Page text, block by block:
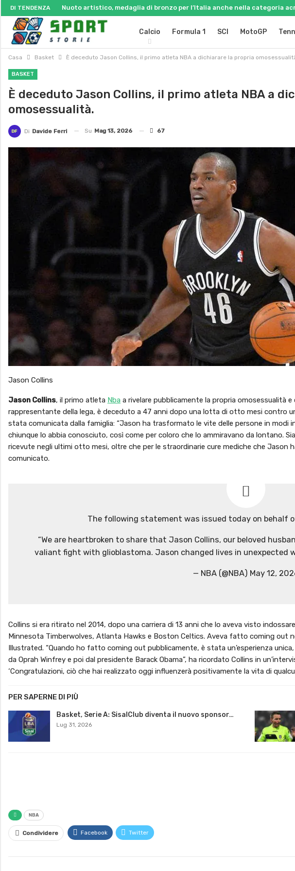
DI TENDENZA Nuoto artistico, medaglia di bronzo per l’Italia anche nella categoria
Calcio Formula 1 SCI MotoGP
Casa Basket È deceduto Jason Collins, il primo atleta NBA a dichiarare la propria
BASKET
È deceduto Jason Collins, il primo atleta NBA a
omosessualità.
Di Davide Ferri Su Mag 13, 2026 67
Jason Collins
Jason Collins, il primo atleta Nba a rivelare pubblicamente la propria omosessualità
rappresentante della lega, è deceduto a 47 anni dopo una lotta di otto mesi contro
stata comunicata dalla famiglia: “Jason ha trasformato le vite delle persone in
chiunque lo abbia conosciuto, così come per coloro che lo ammiravano da lontano.
ricevute negli ultimi otto mesi, oltre che per le straordinarie cure mediche che Jason
comunicato.
The following statement was issued today on behalf
“We are heartbroken to share that Jason Collins, our beloved
valiant fight with glioblastoma. Jason changed lives in unexpected
— NBA (@NBA) May 12,
Collins si era ritirato nel 2014, dopo una carriera di 13 anni che lo aveva visto
Minnesota Timberwolves, Atlanta Hawks e Boston Celtics. Aveva fatto coming out
Illustrated. “Quando ho fatto coming out pubblicamente, è stata un’esperienza
da Oprah Winfrey e poi dal presidente Barack Obama”, ha ricordato Collins in
‘Congratulazioni, ciò che hai realizzato oggi influenzerà positivamente la vita di
PER SAPERNE DI PIÙ
Basket, Serie A: SisalClub diventa il nuovo sponsor…
Lug 31, 2026
NBA
Condividere Facebook Twitter